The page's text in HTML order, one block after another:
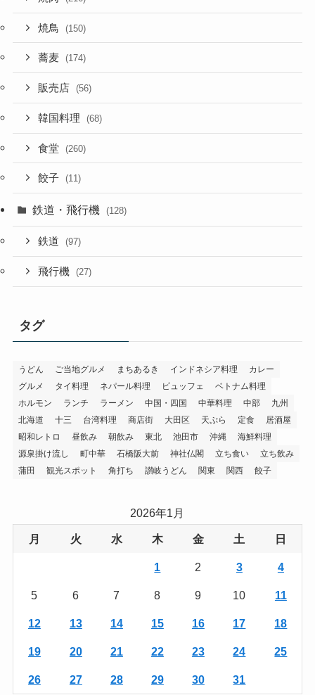
焼鳥 (150)
蕎麦 (174)
販売店 (56)
韓国料理 (68)
食堂 (260)
餃子 (11)
鉄道・飛行機 (128)
鉄道 (97)
飛行機 (27)
タグ
うどん ご当地グルメ まちあるき インドネシア料理
カレー
グルメ
タイ料理 ネパール料理 ビュッフェ
ベトナム料理
ホルモン
ランチ ラーメン 中国・四国 中華料理 中部
九州
北海道
十三 台湾料理 商店街 大田区 天ぷら 定食
居酒屋
昭和レトロ
昼飲み 朝飲み 東北 池田市 沖縄
海鮮料理
源泉掛け流し
町中華 石橋阪大前 神社仏閣 立ち食い
立ち飲み
蒲田
観光スポット 角打ち 讃岐うどん 関東 関西 餃子
2026年1月
月 火 水 木 金 土 日
1 2 3 4
5 6 7 8 9 10 11
12 13 14 15 16 17 18
19 20 21 22 23 24 25
26 27 28 29 30 31